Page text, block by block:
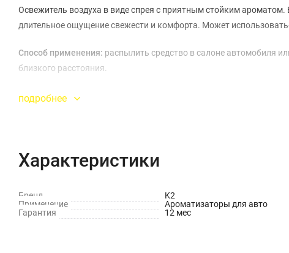
Освежитель воздуха в виде спрея с приятным стойким
длительное ощущение свежести и комфорта. Может
Способ применения: распылить средство в салоне автомобиля
близкого расстояния.
подробнее
Характеристики
Бренд K2
Применение
Ароматизаторы для авто
Гарантия
12 мес